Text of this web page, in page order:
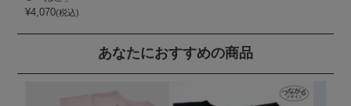
¥4,070(税込)
あなたにおすすめの商品